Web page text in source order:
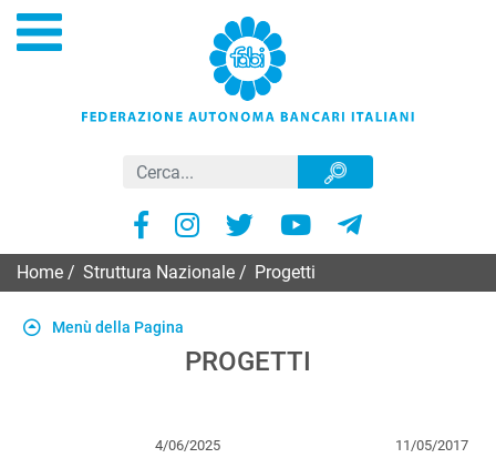
Home Struttura Nazionale Progetti
Menù della Pagina
PROGETTI
4/06/2025 11/05/2017